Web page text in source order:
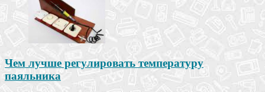
Чем лучше регулировать температуру
паяльника